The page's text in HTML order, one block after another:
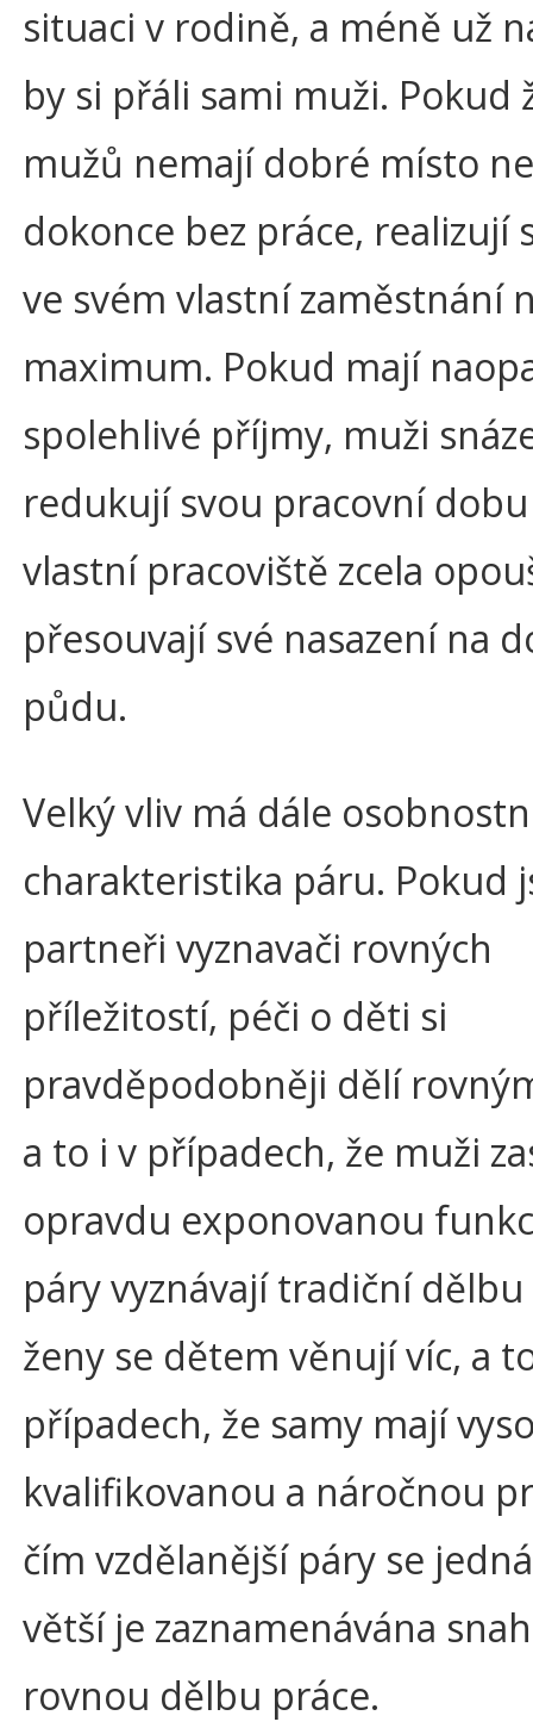
situaci v rodině, a méně už
by si přáli sami muži. Pokud
mužů nemají dobré místo
dokonce bez práce, realizují
ve svém vlastní zaměstnání
maximum. Pokud mají
spolehlivé příjmy, muži
redukují svou pracovní
vlastní pracoviště zcela
přesouvají své nasazení na
půdu.
Velký vliv má dále
charakteristika páru. Pokud
partneři vyznavači rovných
příležitostí, péči o děti si
pravděpodobněji dělí
a to i v případech, že muži
opravdu exponovanou
páry vyznávají tradiční dělbu
ženy se dětem věnují víc, a
případech, že samy mají
kvalifikovanou a náročnou
čím vzdělanější páry se
větší je zaznamenávána
rovnou dělbu práce.